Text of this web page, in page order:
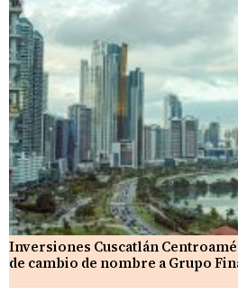
Inversiones Cuscatlán
de cambio de nombre a Grupo